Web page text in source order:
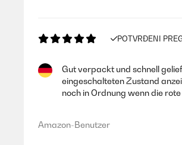
POTVRĐENI
Gut verpackt und schnell
eingeschalteten Zustand
noch in Ordnung wenn die
Amazon-Benutzer